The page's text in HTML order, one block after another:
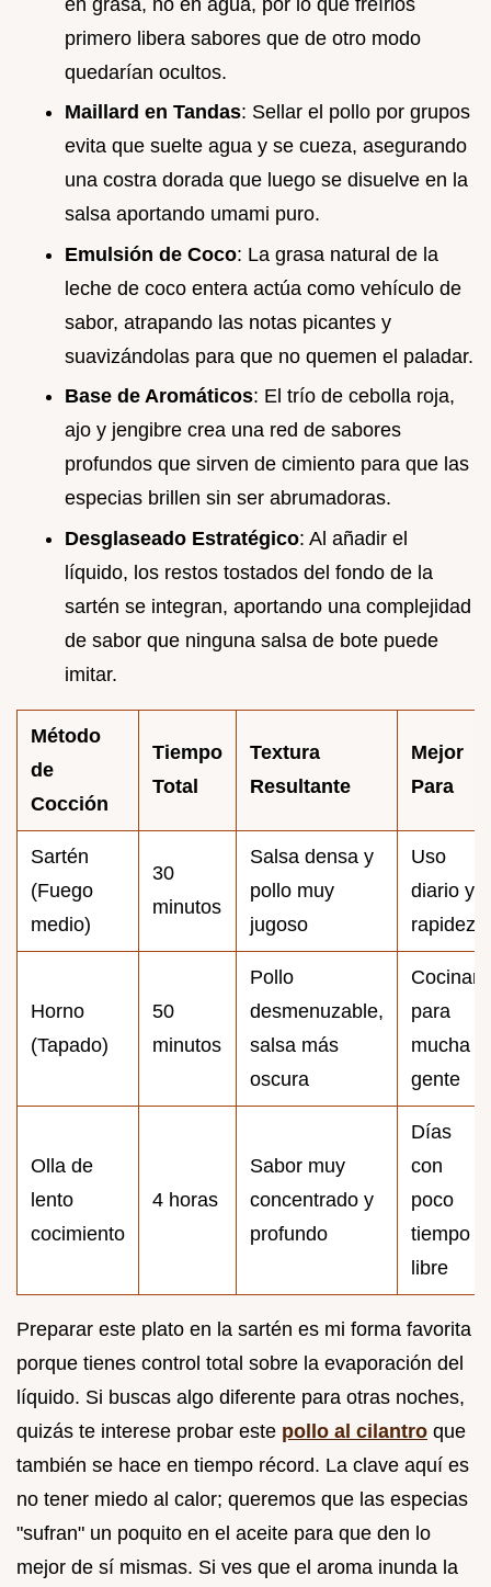
primero libera sabores que de otro modo
quedarían ocultos.
Maillard en Tandas: Sellar el pollo por grupos
evita que suelte agua y se cueza, asegurando
una costra dorada que luego se disuelve en la
salsa aportando umami puro.
Emulsión de Coco: La grasa natural de la
leche de coco entera actúa como vehículo de
sabor, atrapando las notas picantes y
suavizándolas para que no quemen el paladar.
Base de Aromáticos: El trío de cebolla roja,
ajo y jengibre crea una red de sabores
profundos que sirven de cimiento para que las
especias brillen sin ser abrumadoras.
Desglaseado Estratégico: Al añadir el
líquido, los restos tostados del fondo de la
sartén se integran, aportando una complejidad
de sabor que ninguna salsa de bote puede
imitar.
Método
de
Cocción
Tiempo
Total
Textura
Resultante
Mejor
Para
Sartén
(Fuego
medio)
30
minutos
Salsa densa y
pollo muy
jugoso
Uso
diario y
rapidez
Horno
(Tapado)
50
minutos
Pollo
desmenuzable,
salsa más
oscura
Cocinar
para
mucha
gente
Olla de
lento
cocimiento
4 horas
Sabor muy
concentrado y
profundo
Días
con
poco
tiempo
libre
Preparar este plato en la sartén es mi forma favorita
porque tienes control total sobre la evaporación del
líquido. Si buscas algo diferente para otras noches,
quizás te interese probar este pollo al cilantro que
también se hace en tiempo récord. La clave aquí es
no tener miedo al calor; queremos que las especias
"sufran" un poquito en el aceite para que den lo
mejor de sí mismas. Si ves que el aroma inunda la